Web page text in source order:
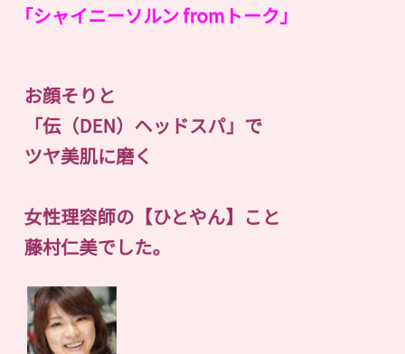
｢シャイニーソルン fromトーク｣
お顔そりと
「伝（DEN）ヘッドスパ」で
ツヤ美肌に磨く
女性理容師の【ひとやん】こと
藤村仁美でした。